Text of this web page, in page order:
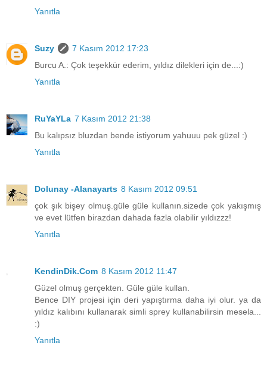
Yanıtla
Suzy
7 Kasım 2012 17:23
Burcu A.: Çok teşekkür ederim, yıldız dilekleri için de...:)
Yanıtla
RuYaYLa 7 Kasım 2012 21:38
Bu kalıpsız bluzdan bende istiyorum yahuuu pek güzel :)
Yanıtla
Dolunay -Alanayarts 8 Kasım 2012 09:51
çok şık bişey olmuş.güle güle kullanın.sizede çok yakışmış
ve evet lütfen birazdan dahada fazla olabilir yıldızzz!
Yanıtla
KendinDik.Com 8 Kasım 2012 11:47
Güzel olmuş gerçekten. Güle güle kullan.
Bence DIY projesi için deri yapıştırma daha iyi olur. ya da
yıldız kalıbını kullanarak simli sprey kullanabilirsin mesela...
:)
Yanıtla